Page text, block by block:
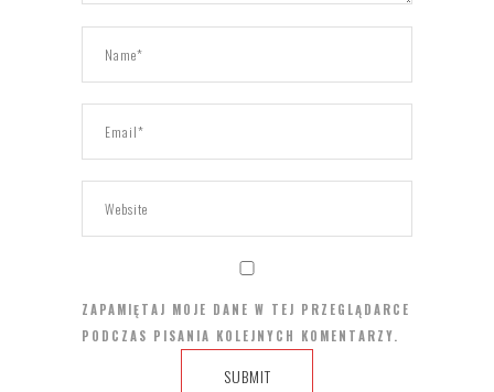
ZAPAMIĘTAJ MOJE DANE W TEJ PRZEGLĄDARCE
PODCZAS PISANIA KOLEJNYCH KOMENTARZY.